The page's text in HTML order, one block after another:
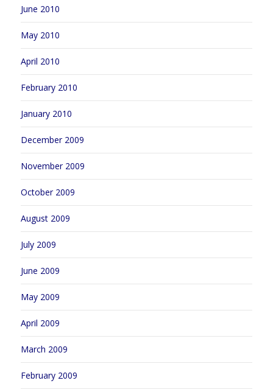
June 2010
May 2010
April 2010
February 2010
January 2010
December 2009
November 2009
October 2009
August 2009
July 2009
June 2009
May 2009
April 2009
March 2009
February 2009